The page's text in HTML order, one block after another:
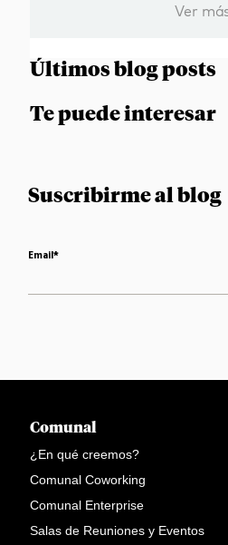
Ver
Últimos blog posts
Te puede interesar
Suscribirme al blog
Email*
Comunal
¿En qué creemos?
Comunal Coworking
Comunal Enterprise
Salas de Reuniones y Eventos